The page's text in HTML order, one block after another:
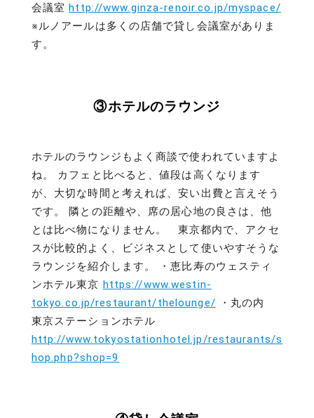
会議室http://www.ginza-renoir.co.jp/myspace/
※ルノアールは多くの店舗で貸し会議室がありま
す。
③ホテルのラウンジ
ホテルのラウンジもよく商談で使われていますよ
ね。 カフェと比べると、値段は高くなります
が、大切な時間と考えれば、安い出費と言えそう
です。 隣との距離や、席の居心地の良さは、他
とは比べ物になりません。 東京都内で、アクセ
スが比較的よく、ビジネスとして使いやすそうな
ラウンジを紹介します。 ・恵比寿のウェスティ
ンホテル東京 https://www.westin-
tokyo.co.jp/restaurant/thelounge/ ・丸の内
東京ステーションホテル
http://www.tokyostationhotel.jp/restaurants/s
hop.php?shop=9